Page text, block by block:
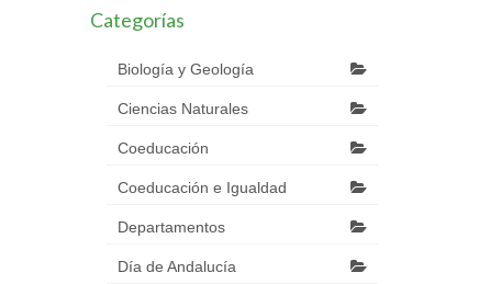
Categorías
Biología y Geología
Ciencias Naturales
Coeducación
Coeducación e Igualdad
Departamentos
Día de Andalucía